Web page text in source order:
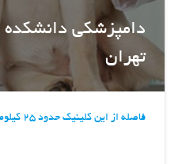
دامپزشکی دانشکده
تهران
فاصله از این کلینیک حدود 25 کیلومتر